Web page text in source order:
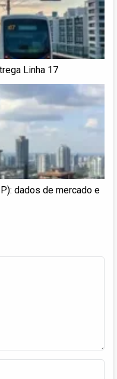
Linha 17
dados de mercado e